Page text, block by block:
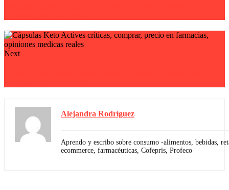
Next
Alejandra Rodríguez
Aprendo y escribo sobre consumo -alimentos, bebidas,
ecommerce, farmacéuticas, Cofepris, Profeco